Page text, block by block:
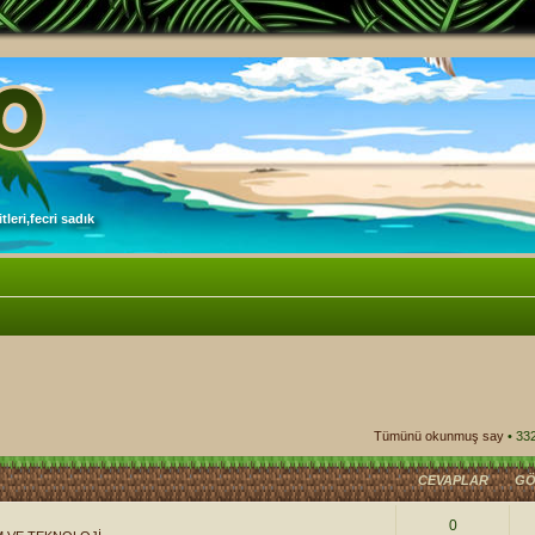
sadık
Tümünü okunmuş say •
CEVAPLAR
0